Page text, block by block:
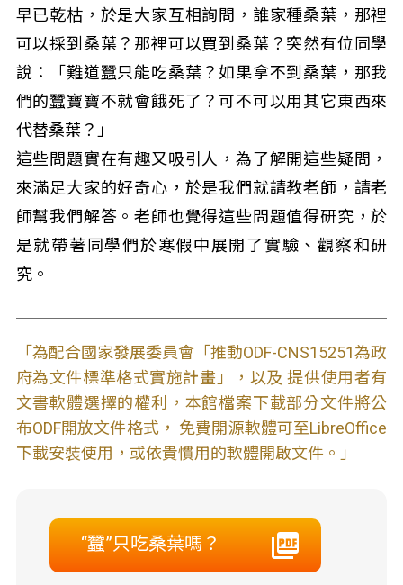
早已乾枯，於是大家互相詢問，誰家種桑葉，那裡
可以採到桑葉？那裡可以買到桑葉？突然有位同學
說：「難道蠶只能吃桑葉？如果拿不到桑葉，那我
們的蠶寶寶不就會餓死了？可不可以用其它東西來
代替桑葉？」
這些問題實在有趣又吸引人，為了解開這些疑問，
來滿足大家的好奇心，於是我們就請教老師，請老
師幫我們解答。老師也覺得這些問題值得研究，於
是就帶著同學們於寒假中展開了實驗、觀察和研
究。
「為配合國家發展委員會「推動ODF-CNS15251為政
府為文件標準格式實施計畫」，以及 提供使用者有
文書軟體選擇的權利，本館檔案下載部分文件將公
布ODF開放文件格式， 免費開源軟體可至LibreOffice
下載安裝使用，或依貴慣用的軟體開啟文件。」
“蠶”只吃桑葉嗎？